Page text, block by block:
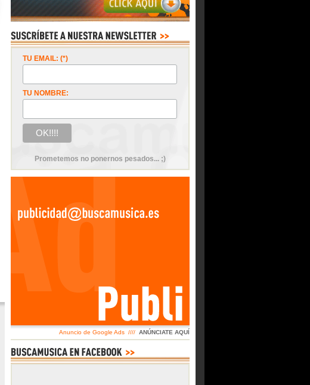
TU EMAIL: (*)
TU NOMBRE:
Prometemos no ponernos pesados... ;)
Anuncio de Google Ads //// ANÚNCIATE AQUÍ